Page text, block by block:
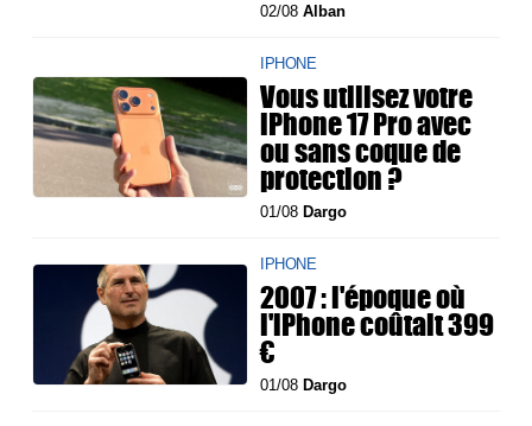
02/08Alban
IPHONE
Vous utilisez votre
iPhone 17 Pro avec
ou sans coque de
protection ?
01/08 Dargo
IPHONE
2007 : l'époque où
l'iPhone coûtait 399
€
01/08 Dargo